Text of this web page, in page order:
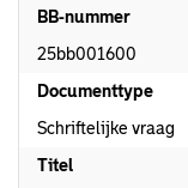
BB-nummer
25bb001600
Documenttype
Schriftelijke vraag
Titel